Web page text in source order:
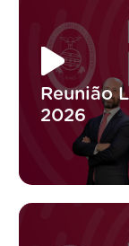
Reunião
2026